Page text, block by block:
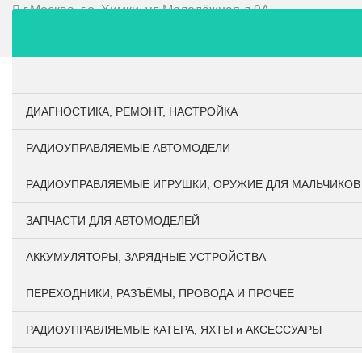
г.Москва, г.о. Химки, ул.Молодёжная д.9А
ДИАГНОСТИКА, РЕМОНТ, НАСТРОЙКА
РАДИОУПРАВЛЯЕМЫЕ АВТОМОДЕЛИ
РАДИОУПРАВЛЯЕМЫЕ ИГРУШКИ, ОРУЖИЕ ДЛЯ МАЛЬЧИКОВ
ЗАПЧАСТИ ДЛЯ АВТОМОДЕЛЕЙ
АККУМУЛЯТОРЫ, ЗАРЯДНЫЕ УСТРОЙСТВА
ПЕРЕХОДНИКИ, РАЗЪЁМЫ, ПРОВОДА И ПРОЧЕЕ
РАДИОУПРАВЛЯЕМЫЕ КАТЕРА, ЯХТЫ и АКСЕССУАРЫ